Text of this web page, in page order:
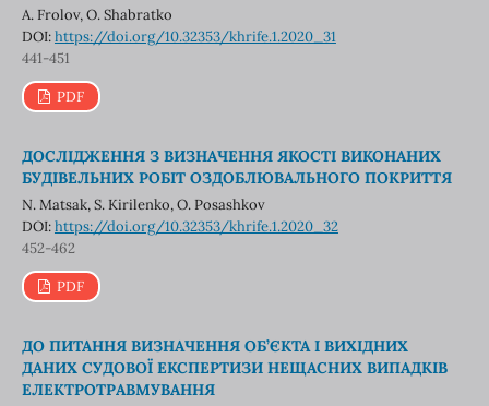
A. Frolov, O. Shabratko
DOI:https://doi.org/10.32353/khrife.1.2020_31
441-451
PDF
ДОСЛІДЖЕННЯ З ВИЗНАЧЕННЯ ЯКОСТІ ВИКОНАНИХ
БУДІВЕЛЬНИХ РОБІТ ОЗДОБЛЮВАЛЬНОГО ПОКРИТТЯ
N. Matsak, S. Kirilenko, О. Posashkov
DOI:https://doi.org/10.32353/khrife.1.2020_32
452-462
PDF
ДО ПИТАННЯ ВИЗНАЧЕННЯ ОБ’ЄКТА І ВИХІДНИХ
ДАНИХ СУДОВОЇ ЕКСПЕРТИЗИ НЕЩАСНИХ ВИПАДКІВ
ЕЛЕКТРОТРАВМУВАННЯ